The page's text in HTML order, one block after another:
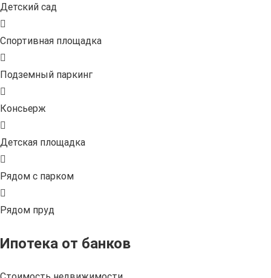
Детский сад
Спортивная площадка
Подземный паркинг
Консьерж
Детская площадка
Рядом с парком
Рядом пруд
Ипотека от банков